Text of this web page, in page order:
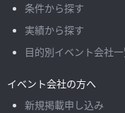
条件から探す
実績から探す
目的別イベント会社
イベント会社の方へ
新規掲載申し込み